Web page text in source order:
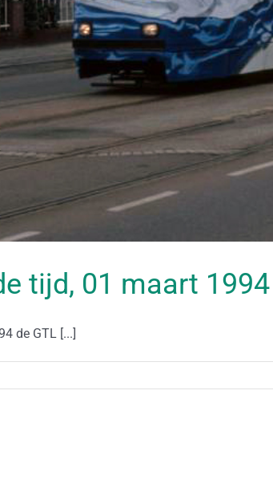
tijd, 01 maart 1994
de GTL [...]